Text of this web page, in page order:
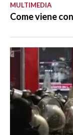
MULTIMEDIA
Come viene